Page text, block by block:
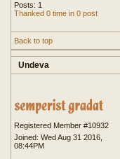
Posts: 1
Thanked 0 time in 0 post
Back to top
Undeva
Registered Member #10932
Joined: Wed Aug 31 2016,
08:44PM